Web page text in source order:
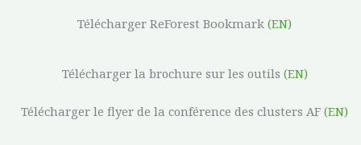
Télécharger ReForest Bookmark (EN)
Télécharger la brochure sur les outils (EN)
Télécharger le flyer de la conférence des clusters AF (EN)